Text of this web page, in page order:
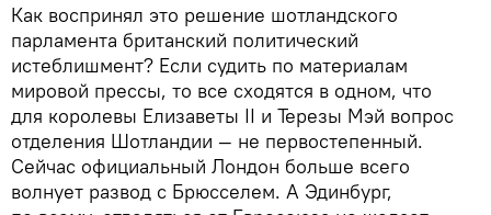
Как воспринял это решение шотландского
парламента британский политический
истеблишмент? Если судить по материалам
мировой прессы, то все сходятся в одном, что
для королевы Елизаветы II и Терезы Мэй вопрос
отделения Шотландии — не первостепенный.
Сейчас официальный Лондон больше всего
волнует развод с Брюсселем. А Эдинбург,